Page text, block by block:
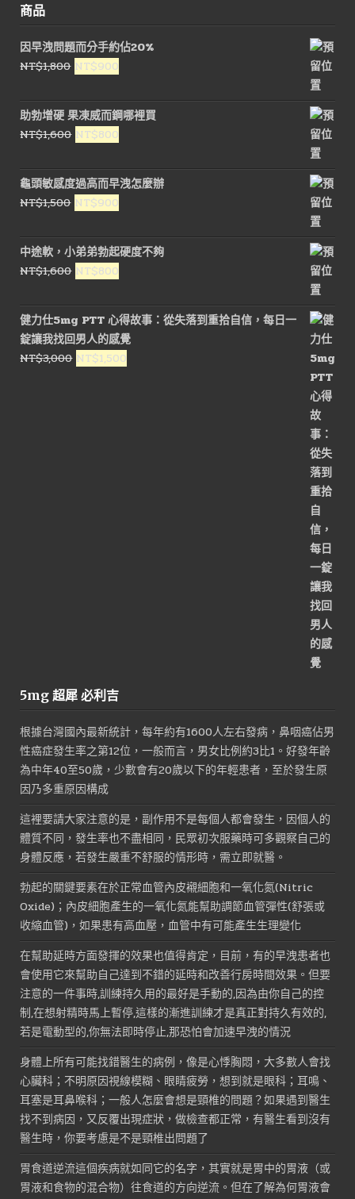
商品
因早洩問題而分手約佔20%
NT$1,800 原
價
格：
NT$1,800。
NT$900
價
格：
NT$900。
助勃增硬 果凍威而鋼哪裡買
NT$1,600 原
價
格：
NT$1,600。
NT$800
價
格：
NT$800。
龜頭敏感度過高而早洩怎麼辦
NT$1,500 原
價
格：
NT$1,500。
NT$900
價
格：
NT$900。
中途軟，小弟弟勃起硬度不夠
NT$1,600 原
價
格：
NT$1,600。
NT$800
價
格：
NT$800。
健力仕5mg PTT 心得故事：從失落到重拾自信，每日一
錠讓我找回男人的感覺
NT$3,000 原
NT$1,500
5mg 超犀 必利吉
根據台灣國內最新統計，每年約有1600人左右發病，鼻咽癌佔男
性癌症發生率之第12位，一般而言，男女比例約3比1。好發年齡
為中年40至50歲，少數會有20歲以下的年輕患者，至於發生原
因乃多重原因構成
這裡要請大家注意的是，副作用不是每個人都會發生，因個人的
體質不同，發生率也不盡相同，民眾初次服藥時可多觀察自己的
身體反應，若發生嚴重不舒服的情形時，需立即就醫。
勃起的關鍵要素在於正常血管內皮襯細胞和一氧化氮(Nitric
Oxide)；內皮細胞產生的一氧化氮能幫助調節血管彈性(舒張或
收縮血管)，如果患有高血壓，血管中有可能產生生理變化
在幫助延時方面發揮的效果也值得肯定，目前，有的早洩患者也
會使用它來幫助自己達到不錯的延時和改善行房時間效果。但要
注意的一件事時,訓練持久用的最好是手動的,因為由你自己的控
制,在想射精時馬上暫停,這樣的漸進訓練才是真正對持久有效的,
若是電動型的,你無法即時停止,那恐怕會加速早洩的情況
身體上所有可能找錯醫生的病例，像是心悸胸悶，大多數人會找
心臟科；不明原因視線模糊、眼睛疲勞，想到就是眼科；耳鳴、
耳塞是耳鼻喉科；一般人怎麼會想是頸椎的問題？如果遇到醫生
找不到病因，又反覆出現症狀，做檢查都正常，有醫生看到沒有
醫生時，你要考慮是不是頸椎出問題了
胃食道逆流這個疾病就如同它的名字，其實就是胃中的胃液（或
胃液和食物的混合物）往食道的方向逆流。但在了解為何胃液會